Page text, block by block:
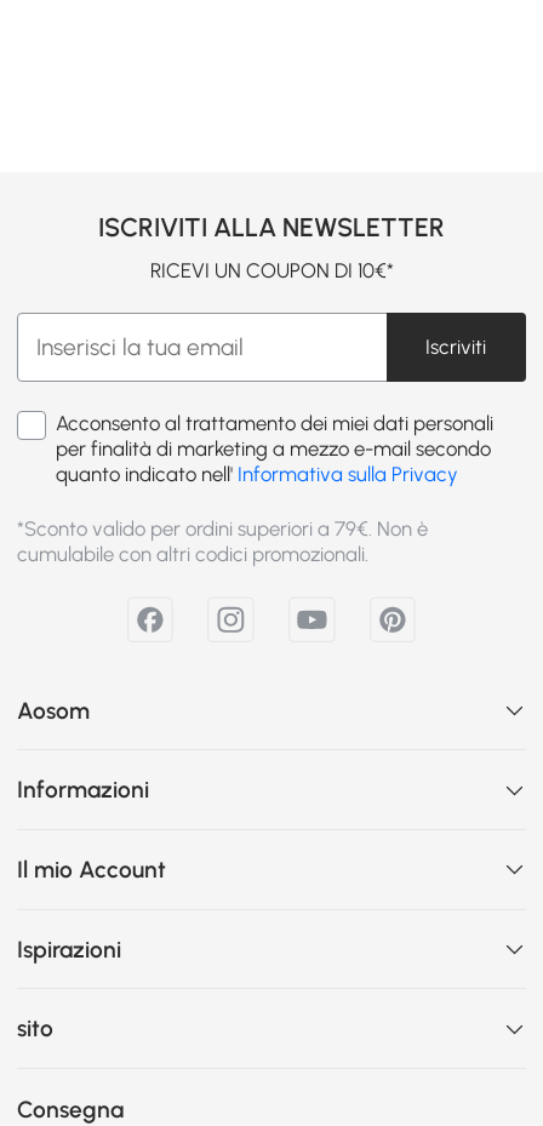
ISCRIVITI ALLA NEWSLETTER
RICEVI UN COUPON DI 10€*
Iscriviti
Acconsento al trattamento dei miei dati personali
per finalità di marketing a mezzo e-mail secondo
quanto indicato nell' Informativa sulla Privacy
*Sconto valido per ordini superiori a 79€. Non è
cumulabile con altri codici promozionali.
Aosom
Informazioni
Il mio Account
Ispirazioni
sito
Consegna